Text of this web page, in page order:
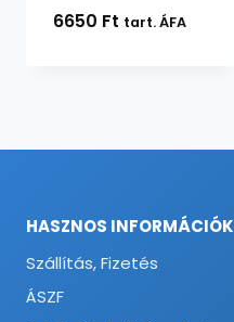
6650 Ft tart. ÁFA
HASZNOS INFORMÁCIÓK
Szállítás, Fizetés
ÁSZF